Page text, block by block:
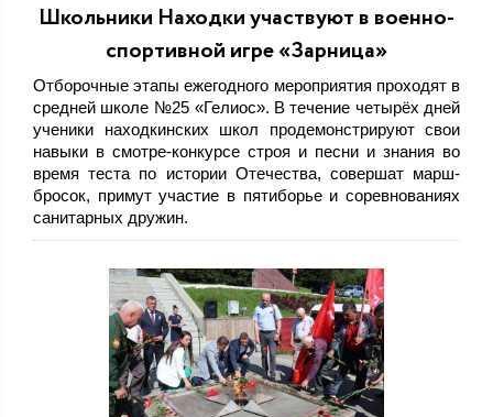
Школьники Находки участвуют в военно-
спортивной игре «Зарница»
Отборочные этапы ежегодного мероприятия проходят в
средней школе №25 «Гелиос». В течение четырёх дней
ученики находкинских школ продемонстрируют свои
навыки в смотре-конкурсе строя и песни и знания во
время теста по истории Отечества, совершат марш-
бросок, примут участие в пятиборье и соревнованиях
санитарных дружин.